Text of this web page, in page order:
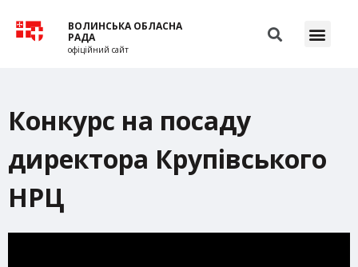
ВОЛИНСЬКА ОБЛАСНА
РАДА
офіційний сайт
Конкурс на посаду
директора Крупівського
НРЦ